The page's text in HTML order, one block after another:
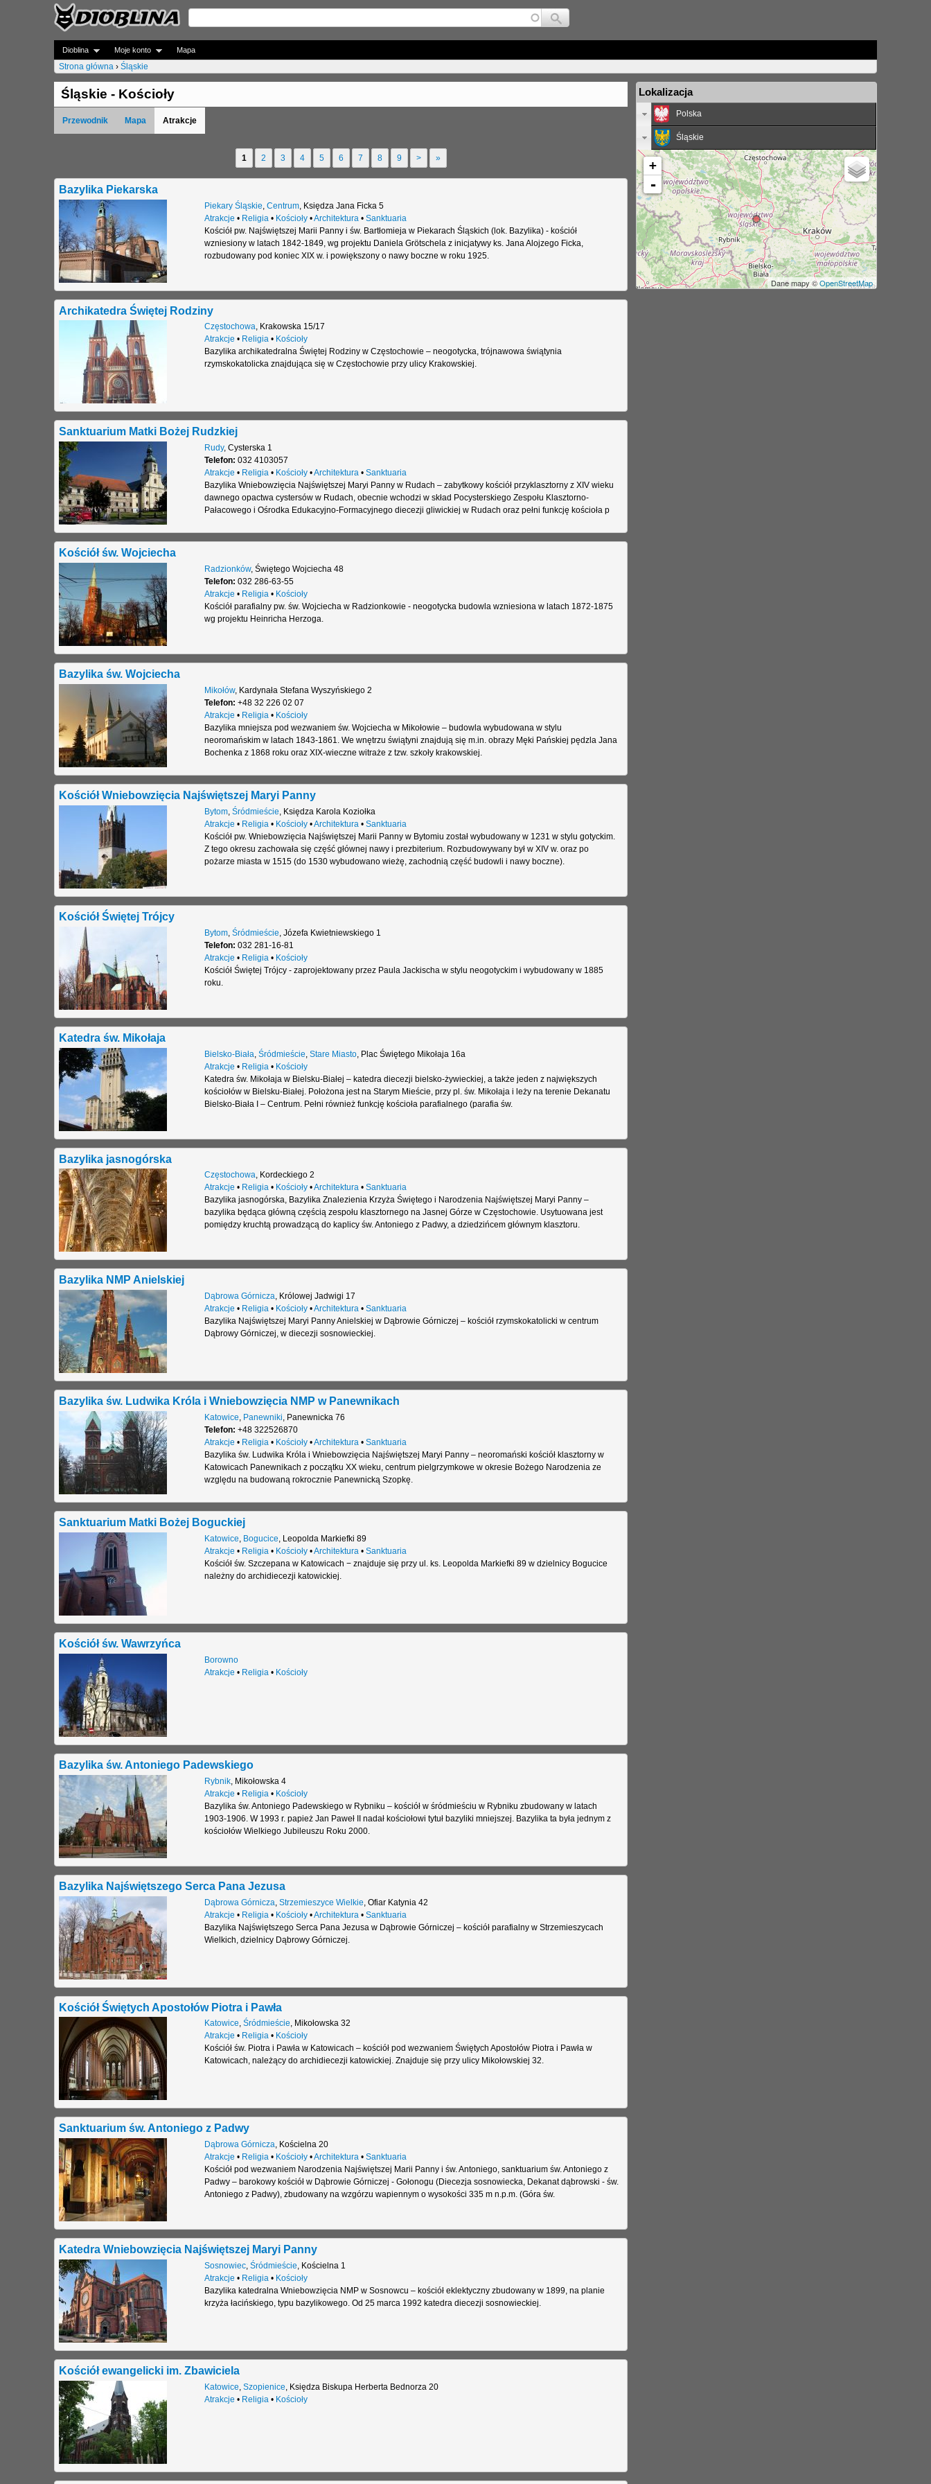
Jump to navigation
Dioblina Moje konto Mapa
J
e
s
ś
u
t
a
Strona główna › Śląskie
Śląskie - Kościoły
Przewodnik Mapa Atrakcje
t
o
n
y
1 2 3 4 5 6 7 8 9 > »
Bazylika Piekarska
Piekary Śląskie Centrum, Księdza Jana Ficka 5
Atrakcje • Religia • Kościoły•Architektura • Sanktuaria
Kościół pw. Najświętszej Marii Panny i św. Bartłomieja w Piekarach Śląskich (lok. Bazylika) - kościół
wzniesiony w latach 1842-1849, wg projektu Daniela Grötschela z inicjatywy ks. Jana Alojzego Ficka,
rozbudowany pod koniec XIX w. i powiększony o nawy boczne w roku 1925.
Archikatedra Świętej Rodziny
Częstochowa, Krakowska 15/17
Atrakcje • Religia• Kościoły
Bazylika archikatedralna Świętej Rodziny w Częstochowie – neogotycka, trójnawowa świątynia
rzymskokatolicka znajdująca się w Częstochowie przy ulicy Krakowskiej.
Sanktuarium Matki Bożej Rudzkiej
Rudy, Cysterska 1
Telefon: 032 4103057
Atrakcje • Religia• Kościoły•Architektura• Sanktuaria
Bazylika Wniebowzięcia Najświętszej Maryi Panny w Rudach – zabytkowy kościół przyklasztorny z XIV wieku
dawnego opactwa cystersów w Rudach, obecnie wchodzi w skład Pocysterskiego Zespołu Klasztorno-
Pałacowego i Ośrodka Edukacyjno-Formacyjnego diecezji gliwickiej w Rudach oraz pełni funkcję kościoła p
Kościół św. Wojciecha
Radzionków, Świętego Wojciecha 48
Telefon: 032 286-63-55
Atrakcje • Religia• Kościoły
Kościół parafialny pw. św. Wojciecha w Radzionkowie - neogotycka budowla wzniesiona w latach 1872-1875
wg projektu Heinricha Herzoga.
Bazylika św. Wojciecha
Mikołów, Kardynała Stefana Wyszyńskiego 2
Telefon: +48 32 226 02 07
Atrakcje • Religia• Kościoły
Bazylika mniejsza pod wezwaniem św. Wojciecha w Mikołowie – budowla wybudowana w stylu
neoromańskim w latach 1843-1861. We wnętrzu świątyni znajdują się m.in. obrazy Męki Pańskiej pędzla Jana
Bochenka z 1868 roku oraz XIX-wieczne witraże z tzw. szkoły krakowskiej.
Kościół Wniebowzięcia Najświętszej Maryi Panny
Bytom, Śródmieście, Księdza Karola Koziołka
Atrakcje • Religia• Kościoły•Architektura• Sanktuaria
Kościół pw. Wniebowzięcia Najświętszej Marii Panny w Bytomiu został wybudowany w 1231 w stylu gotyckim.
Z tego okresu zachowała się część głównej nawy i prezbiterium. Rozbudowywany był w XIV w. oraz po
pożarze miasta w 1515 (do 1530 wybudowano wieżę, zachodnią część budowli i nawy boczne).
Kościół Świętej Trójcy
Bytom, Śródmieście Józefa Kwietniewskiego 1
Telefon: 032 281-16-81
Atrakcje • Religia • Kościoły
Kościół Świętej Trójcy - zaprojektowany przez Paula Jackischa w stylu neogotyckim i wybudowany w 1885
roku.
Katedra św. Mikołaja
Bielsko-Biała Śródmieście Stare Miasto, Plac Świętego Mikołaja 16a
Atrakcje • Religia • Kościoły
Katedra św. Mikołaja w Bielsku-Białej – katedra diecezji bielsko-żywieckiej, a także jeden z największych
kościołów w Bielsku-Białej. Położona jest na Starym Mieście, przy pl. św. Mikołaja i leży na terenie Dekanatu
Bielsko-Biała I – Centrum. Pełni również funkcję kościoła parafialnego (parafia św.
Bazylika jasnogórska
Częstochowa, Kordeckiego 2
Atrakcje • Religia• Kościoły•Architektura• Sanktuaria
Bazylika jasnogórska, Bazylika Znalezienia Krzyża Świętego i Narodzenia Najświętszej Maryi Panny –
bazylika będąca główną częścią zespołu klasztornego na Jasnej Górze w Częstochowie. Usytuowana jest
pomiędzy kruchtą prowadzącą do kaplicy św. Antoniego z Padwy, a dziedzińcem głównym klasztoru.
Bazylika NMP Anielskiej
Dąbrowa Górnicza, Królowej Jadwigi 17
Atrakcje • Religia• Kościoły•Architektura• Sanktuaria
Bazylika Najświętszej Maryi Panny Anielskiej w Dąbrowie Górniczej – kościół rzymskokatolicki w centrum
Dąbrowy Górniczej, w diecezji sosnowieckiej.
Bazylika św. Ludwika Króla i Wniebowzięcia NMP w Panewnikach
Katowice, Panewniki, Panewnicka 76
Telefon: +48 322526870
Atrakcje • Religia• Kościoły•Architektura• Sanktuaria
Bazylika św. Ludwika Króla i Wniebowzięcia Najświętszej Maryi Panny – neoromański kościół klasztorny w
Katowicach Panewnikach z początku XX wieku, centrum pielgrzymkowe w okresie Bożego Narodzenia ze
względu na budowaną rokrocznie Panewnicką Szopkę.
Sanktuarium Matki Bożej Boguckiej
Katowice, Bogucice, Leopolda Markiefki 89
Atrakcje • Religia• Kościoły•Architektura• Sanktuaria
Kościół św. Szczepana w Katowicach − znajduje się przy ul. ks. Leopolda Markiefki 89 w dzielnicy Bogucice
należny do archidiecezji katowickiej.
Kościół św. Wawrzyńca
Borowno
Atrakcje • Religia• Kościoły
Bazylika św. Antoniego Padewskiego
Rybnik, Mikołowska 4
Atrakcje • Religia • Kościoły
Bazylika św. Antoniego Padewskiego w Rybniku – kościół w śródmieściu w Rybniku zbudowany w latach
1903-1906. W 1993 r. papież Jan Paweł II nadał kościołowi tytuł bazyliki mniejszej. Bazylika ta była jednym z
kościołów Wielkiego Jubileuszu Roku 2000.
Bazylika Najświętszego Serca Pana Jezusa
Dąbrowa Górnicza Strzemieszyce Wielkie Ofiar Katynia 42
Atrakcje • Religia • Kościoły•Architektura • Sanktuaria
Bazylika Najświętszego Serca Pana Jezusa w Dąbrowie Górniczej – kościół parafialny w Strzemieszycach
Wielkich, dzielnicy Dąbrowy Górniczej.
Kościół Świętych Apostołów Piotra i Pawła
Katowice, Śródmieście, Mikołowska 32
Atrakcje • Religia• Kościoły
Kościół św. Piotra i Pawła w Katowicach – kościół pod wezwaniem Świętych Apostołów Piotra i Pawła w
Katowicach, należący do archidiecezji katowickiej. Znajduje się przy ulicy Mikołowskiej 32.
Sanktuarium św. Antoniego z Padwy
Dąbrowa Górnicza, Kościelna 20
Atrakcje • Religia• Kościoły•Architektura• Sanktuaria
Kościół pod wezwaniem Narodzenia Najświętszej Marii Panny i św. Antoniego, sanktuarium św. Antoniego z
Padwy – barokowy kościół w Dąbrowie Górniczej - Gołonogu (Diecezja sosnowiecka, Dekanat dąbrowski - św.
Antoniego z Padwy), zbudowany na wzgórzu wapiennym o wysokości 335 m n.p.m. (Góra św.
Katedra Wniebowzięcia Najświętszej Maryi Panny
Sosnowiec, Śródmieście, Kościelna 1
Atrakcje • Religia• Kościoły
Bazylika katedralna Wniebowzięcia NMP w Sosnowcu – kościół eklektyczny zbudowany w 1899, na planie
krzyża łacińskiego, typu bazylikowego. Od 25 marca 1992 katedra diecezji sosnowieckiej.
Kościół ewangelicki im. Zbawiciela
Katowice, Szopienice, Księdza Biskupa Herberta Bednorza 20
Atrakcje • Religia• Kościoły
Lokalizacja
Polska
Śląskie
+
-
Dane mapy ©OpenStreetMap